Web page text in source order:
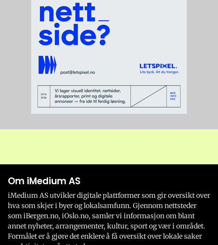
Om iMedium AS
iMedium AS utvikler digitale plattformer som gir oversikt over
hva som skjer i byer og lokalsamfunn. Gjennom nettsteder
som iBergen.no, iOslo.no, samler vi informasjon om blant
annet nyheter, arrangementer, kultur, sport og vær i området.
Formålet er å gjøre det enklere å få oversikt over lokale saker